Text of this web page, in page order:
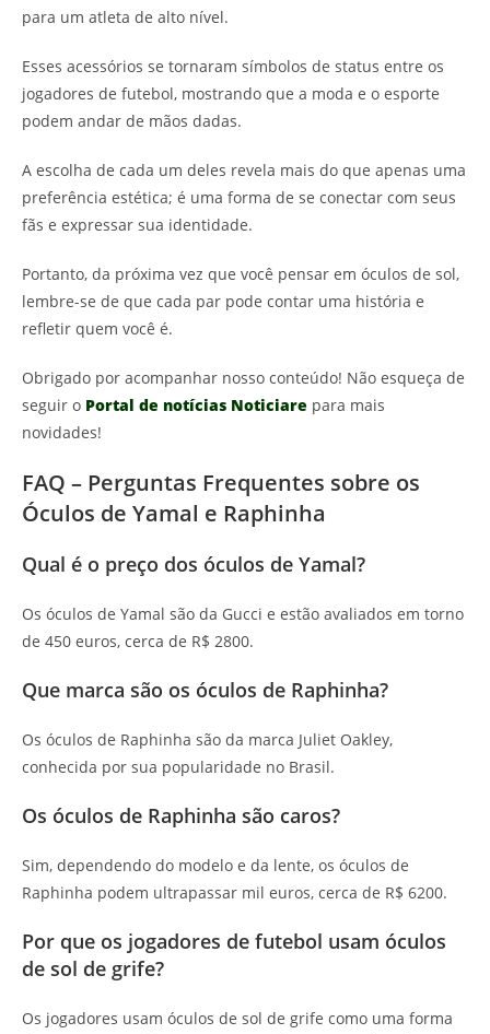
para um atleta de alto nível.
Esses acessórios se tornaram símbolos de status entre os
jogadores de futebol, mostrando que a moda e o esporte
podem andar de mãos dadas.
A escolha de cada um deles revela mais do que apenas uma
preferência estética; é uma forma de se conectar com seus
fãs e expressar sua identidade.
Portanto, da próxima vez que você pensar em óculos de sol,
lembre-se de que cada par pode contar uma história e
refletir quem você é.
Obrigado por acompanhar nosso conteúdo! Não esqueça de
seguir o Portal de notícias Noticiare para mais
novidades!
FAQ – Perguntas Frequentes sobre os
Óculos de Yamal e Raphinha
Qual é o preço dos óculos de Yamal?
Os óculos de Yamal são da Gucci e estão avaliados em torno
de 450 euros, cerca de R$ 2800.
Que marca são os óculos de Raphinha?
Os óculos de Raphinha são da marca Juliet Oakley,
conhecida por sua popularidade no Brasil.
Os óculos de Raphinha são caros?
Sim, dependendo do modelo e da lente, os óculos de
Raphinha podem ultrapassar mil euros, cerca de R$ 6200.
Por que os jogadores de futebol usam óculos
de sol de grife?
Os jogadores usam óculos de sol de grife como uma forma